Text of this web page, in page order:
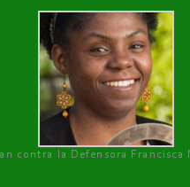
contra la Defensora Francisca